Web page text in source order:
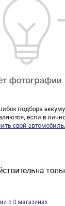
подбора
если в
свой
в 0 магазинах